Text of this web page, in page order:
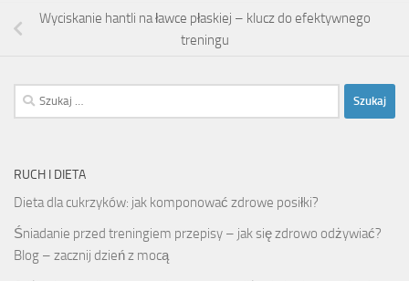
Wyciskanie hantli na ławce płaskiej – klucz do efektywnego
treningu
Szukaj:
RUCH I DIETA
Dieta dla cukrzyków: jak komponować zdrowe posiłki?
Śniadanie przed treningiem przepisy – jak się zdrowo odżywiać?
Blog – zacznij dzień z mocą